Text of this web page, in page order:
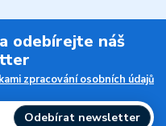
odebírejte náš
zpracování osobních údajů
Odebírat newsletter